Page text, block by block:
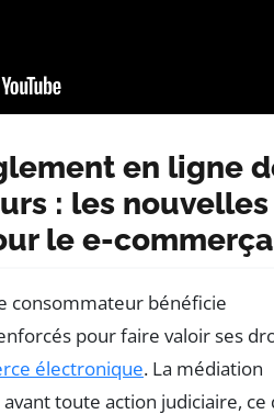
en ligne
: les nouvelles
le e-
consommateur bénéficie
pour faire valoir ses
électronique. La médiation
toute action judiciaire, ce